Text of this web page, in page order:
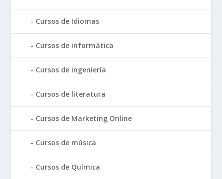
Cursos de Idiomas
Cursos de informática
Cursos de ingeniería
Cursos de literatura
Cursos de Marketing Online
Cursos de música
Cursos de Química